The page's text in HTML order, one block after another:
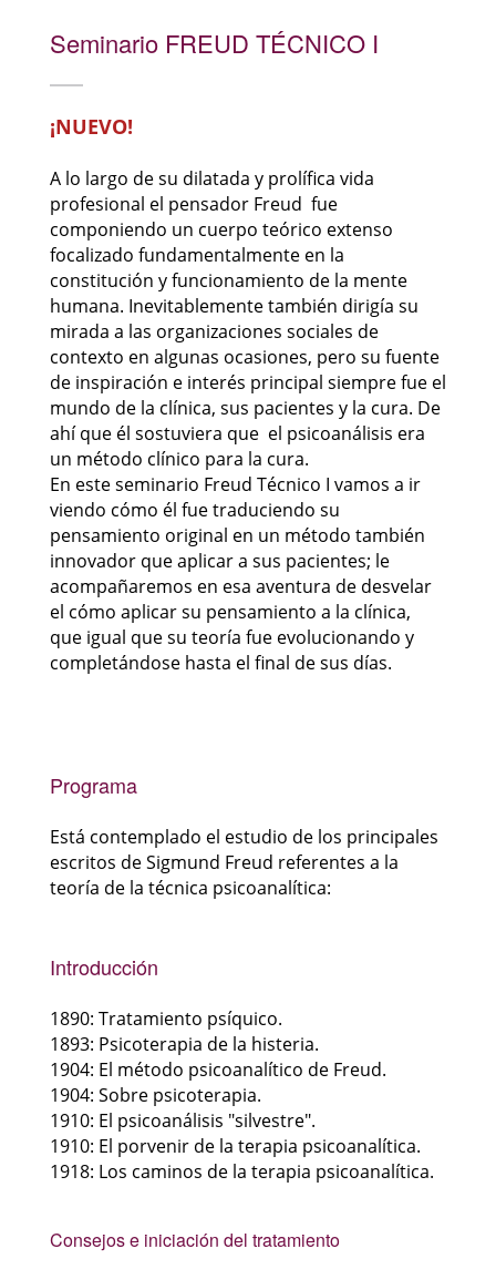
Seminario FREUD TÉCNICO I
¡NUEVO!
A lo largo de su dilatada y prolífica vida
profesional el pensador Freud fue
componiendo un cuerpo teórico extenso
focalizado fundamentalmente en la
constitución y funcionamiento de la mente
humana. Inevitablemente también dirigía su
mirada a las organizaciones sociales de
contexto en algunas ocasiones, pero su fuente
de inspiración e interés principal siempre fue el
mundo de la clínica, sus pacientes y la cura. De
ahí que él sostuviera que el psicoanálisis era
un método clínico para la cura.
En este seminario Freud Técnico I vamos a ir
viendo cómo él fue traduciendo su
pensamiento original en un método también
innovador que aplicar a sus pacientes; le
acompañaremos en esa aventura de desvelar
el cómo aplicar su pensamiento a la clínica,
que igual que su teoría fue evolucionando y
completándose hasta el final de sus días.
Programa
Está contemplado el estudio de los principales
escritos de Sigmund Freud referentes a la
teoría de la técnica psicoanalítica:
Introducción
1890: Tratamiento psíquico.
1893: Psicoterapia de la histeria.
1904: El método psicoanalítico de Freud.
1904: Sobre psicoterapia.
1910: El psicoanálisis "silvestre".
1910: El porvenir de la terapia psicoanalítica.
1918: Los caminos de la terapia psicoanalítica.
Consejos e iniciación del tratamiento